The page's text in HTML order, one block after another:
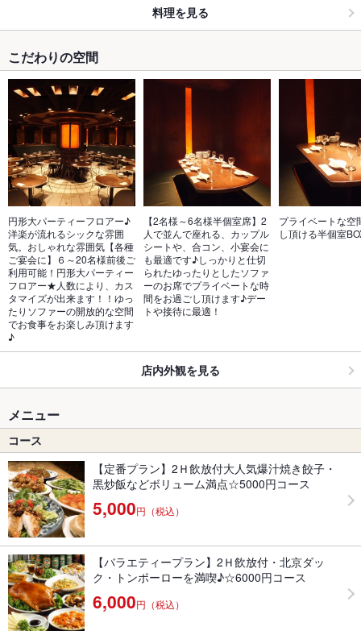
料理を見る
こだわりの空間
円形大パーティーフロアー♪
洋楽が流れるシックな雰囲
気。おしゃれな雰囲気【各種
ご宴会に】６～20名様前後ご
利用可能！円形大パーティー
フロアー★人数により、カス
タマイズが出来ます！！ゆっ
たりソファーの開放的な空間
でお食事をお楽しみ頂けます
♪
【2名様～6名様半個室席】2
人で並んで座れる、カップル
シートや、合コン、小宴会に
も最適です♪しっかりと仕切
られたゆったりとしたソファ
ーのお席でプライベートな時
間をお過ごし頂けます♪デー
トや接待に最適！
プライベートな空
し頂ける半個室
店内外観を見る
メニュー
コース
【定番プラン】2Ｈ飲放付大人気爆汁焼き餃子・
黒炒飯などボリューム満点☆5000円コース
5,000円（税込）
【バラエティープラン】2Ｈ飲放付・北京ダッ
ク・トンポーローを満喫♪☆6000円コース
6,000円（税込）